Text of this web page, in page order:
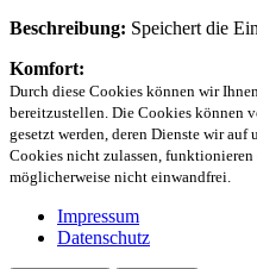
Beschreibung: Speichert die
Komfort:
Durch diese Cookies können wir
bereitzustellen. Die Cookies können
gesetzt werden, deren Dienste wir auf
Cookies nicht zulassen,
möglicherweise nicht einwandfrei.
Impressum
Datenschutz